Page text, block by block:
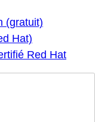
(gratuit)
Hat)
Red Hat